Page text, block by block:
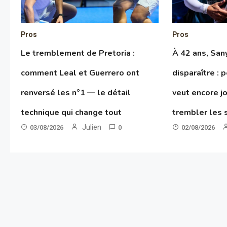
Pros
Le tremblement de Pretoria :
comment Leal et Guerrero ont
renversé les n°1 — le détail
technique qui change tout
03/08/2026 Julien 0
Pros
À 42 ans,
disparaître :
veut encore
trembler les
02/08/2026